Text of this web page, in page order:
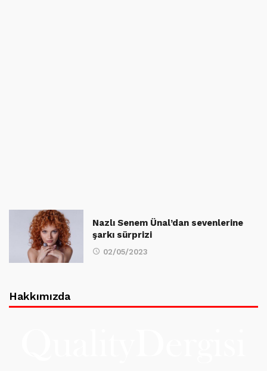
Nazlı Senem Ünal’dan sevenlerine
şarkı sürprizi
02/05/2023
Hakkımızda